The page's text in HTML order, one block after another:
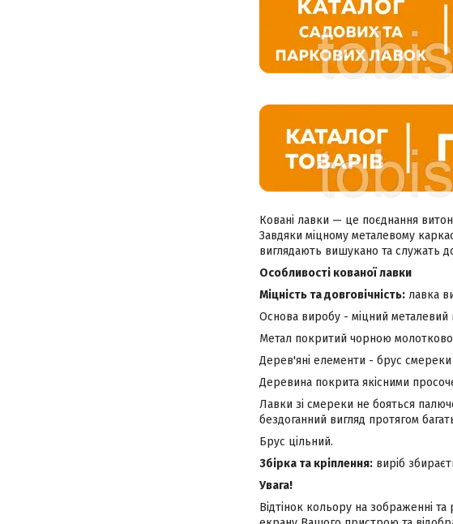
Ковані лавки — це поєднання
Завдяки міцному металевому
виглядають вишукано та служать
Особливості кованої лавки
Міцність та довговічність: лавка
Основа виробу - міцний
Метал покритий чорною
Дерев'яні елементи - брус
Деревина покрита якісними
Лавки зі смереки не бояться
бездоганний вигляд протягом
Брус цільний.
Збірка та кріплення: виріб
Увага!
Відтінок кольору на зображенні